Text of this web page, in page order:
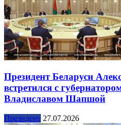
Президент Беларуси
встретился с
Владиславом Шапшой
Президент 27.07.2026